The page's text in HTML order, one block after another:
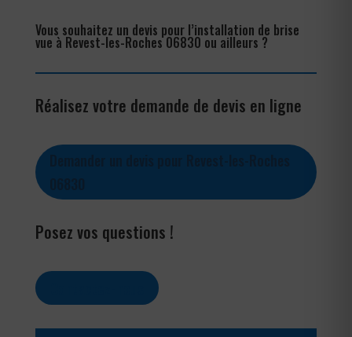
Vous souhaitez un devis pour l’installation de brise
vue à Revest-les-Roches 06830 ou ailleurs ?
Réalisez votre demande de devis en ligne
Posez vos questions !